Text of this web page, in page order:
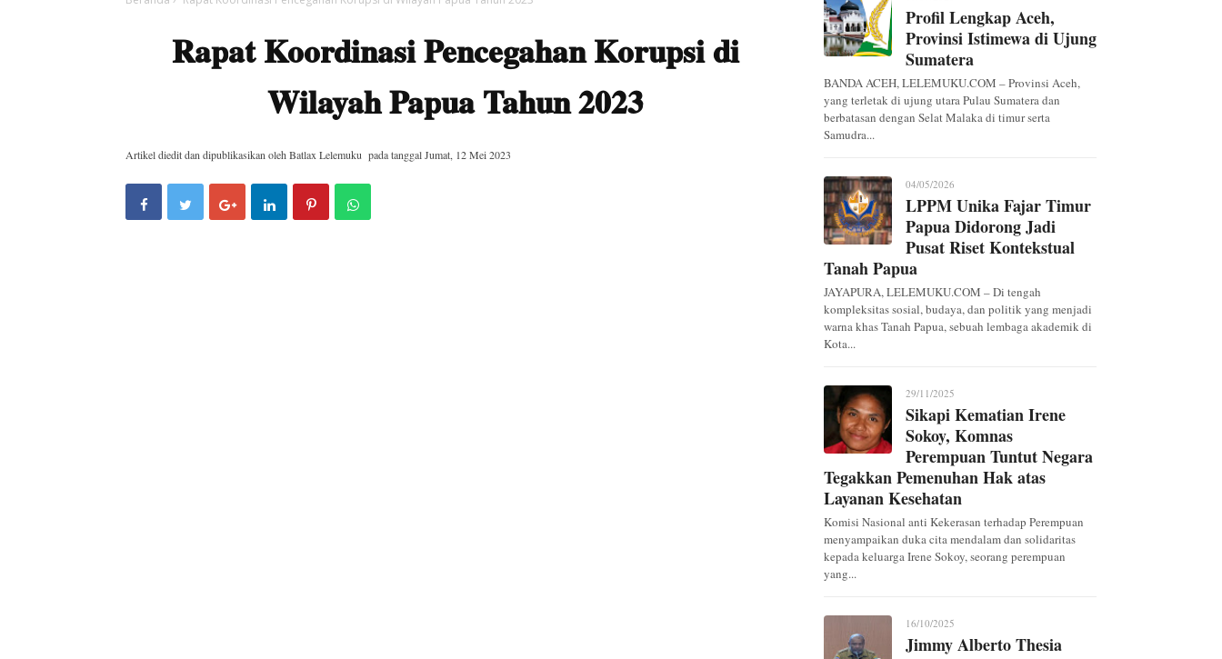
Rapat Koordinasi Pencegahan Korupsi di
Wilayah Papua Tahun 2023
Artikel diedit dan dipublikasikan oleh Batlax Lelemuku pada tanggalJumat, 12 Mei 2023
Profil Lengkap Aceh,
Provinsi Istimewa di Ujung
Sumatera
BANDA ACEH, LELEMUKU.COM – Provinsi Aceh,
yang terletak di ujung utara Pulau Sumatera dan
berbatasan dengan Selat Malaka di timur serta
Samudra...
04/05/2026
LPPM Unika Fajar Timur
Papua Didorong Jadi
Pusat Riset Kontekstual
Tanah Papua
JAYAPURA, LELEMUKU.COM – Di tengah
kompleksitas sosial, budaya, dan politik yang menjadi
warna khas Tanah Papua, sebuah lembaga akademik di
Kota...
29/11/2025
Sikapi Kematian Irene
Sokoy, Komnas
Perempuan Tuntut Negara
Tegakkan Pemenuhan Hak atas
Layanan Kesehatan
Komisi Nasional anti Kekerasan terhadap Perempuan
menyampaikan duka cita mendalam dan solidaritas
kepada keluarga Irene Sokoy, seorang perempuan
yang...
16/10/2025
Jimmy Alberto Thesia